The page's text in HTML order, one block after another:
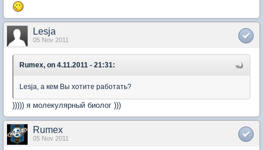
Lesja
05 Nov 2011
Rumex, on 4.11.2011 - 21:31:
Lesja, а кем Вы хотите работать?
))))) я молекулярный биолог )))
Rumex
05 Nov 2011